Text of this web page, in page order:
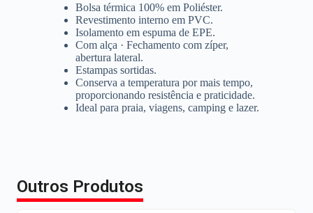
Bolsa térmica 100% em Poliéster.
Revestimento interno em PVC.
Isolamento em espuma de EPE.
Com alça · Fechamento com zíper,
abertura lateral.
Estampas sortidas.
Conserva a temperatura por mais tempo,
proporcionando resistência e praticidade.
Ideal para praia, viagens, camping e lazer.
Outros Produtos